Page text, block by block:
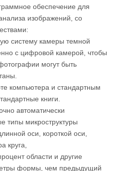
обеспечение для
изображений, со
систему камеры темной
с цифровой камерой, чтобы
могут быть
компьютера и стандартным
книги.
автоматически
типы микроструктуры
оси, короткой оси,
круга,
области и другие
формы, чем предыдущий